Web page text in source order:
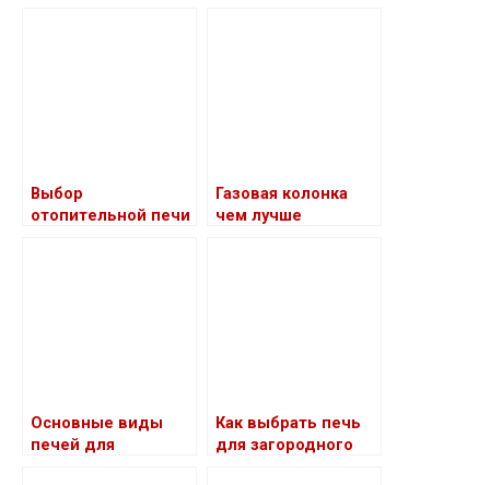
Выбор
отопительной печи
Газовая колонка
чем лучше
Основные виды
печей для
Как выбрать печь
для загородного